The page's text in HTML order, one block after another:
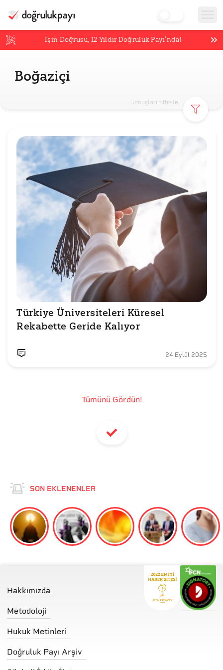
İşin Doğrusu,12 Yıldır Doğruluk Payı’nda!
Boğaziçi
Sonuçları filtrele
Türkiye Üniversiteleri Küresel
Rekabette Geride Kalıyor
24 Eylül 2025
Tümünü Gördün!
SON EKLENENLER
Hakkımızda
Metodoloji
Hukuk Metinleri
Doğruluk Payı Arşiv